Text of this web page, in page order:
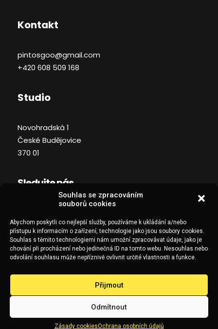
Souhlas se zpracováním
souborů cookies
Abychom poskytli co nejlepší služby, používáme k ukládání a/nebo
přístupu k informacím o zařízení, technologie jako jsou soubory cookies.
Souhlas s těmito technologiemi nám umožní zpracovávat údaje, jako je
chování při procházení nebo jedinečná ID na tomto webu. Nesouhlas nebo
odvolání souhlasu může nepříznivě ovlivnit určité vlastnosti a funkce.
Přijmout
Odmítnout
Zásady cookiesOchrana osobních údajů
Kontakt
pintosgoo@gmail.com
+420 608 509 168
Studio
Novohradská 1
České Budějovice
370 01
Sledujte nás